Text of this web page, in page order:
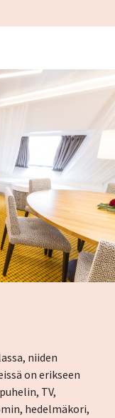
niiden
on erikseen
TV,
hedelmäkori,